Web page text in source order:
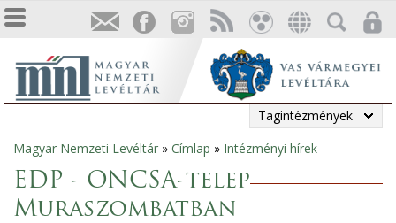
Tagintézmények
Jelenlegi
hely
Magyar Nemzeti Levéltár » Címlap » Intézményi hírek
EDP - ONCSA-telep
Muraszombatban